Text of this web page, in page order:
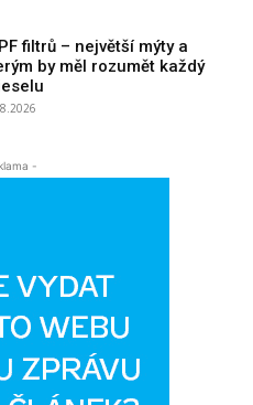
filtrů – největší mýty a
by měl rozumět každý
-